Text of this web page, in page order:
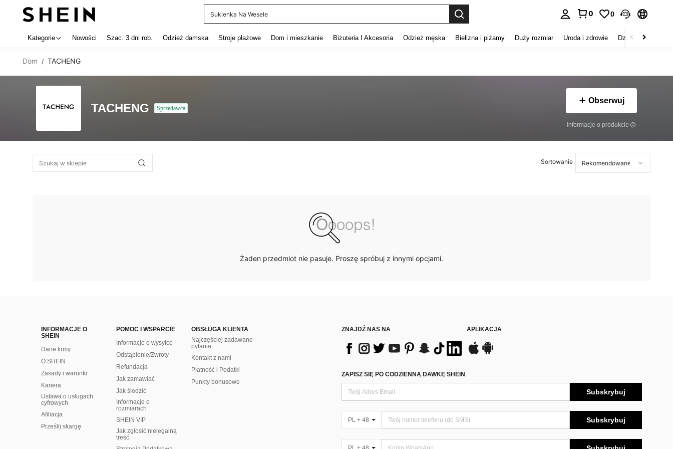
Sukienka Na Wesele
0 0
Kategorie Nowości Szac. 3 dni rob. Odzież damska Stroje plażowe Dom i mieszkanie Biżuteria I Akcesoria Odzież męska Bielizna i piżamy Duży rozmiar Uroda i zdrowie Dzieci
Dom / TACHENG
TACHENG Sprzedawca
Obserwuj
Informacje o produkcie
Sortowanie
Żaden przedmiot nie pasuje. Proszę spróbuj z innymi opcjami.
INFORMACJE O
SHEIN
Dane firmy
O SHEIN
Zasady i warunki
Kariera
Ustawa o usługach
cyfrowych
Afiliacja
Prześlij skargę
POMOC I WSPARCIE
Informacje o wysyłce
Odstąpienie/Zwroty
Refundacja
Jak zamawiać
Jak śledzić
Informacje o
rozmiarach
SHEIN VIP
Jak zgłosić nielegalną
treść
OBSŁUGA KLIENTA
Najczęściej zadawane
pytania
Kontakt z nami
Płatność i Podatki
Punkty bonusowe
ZNAJDŹ NAS NA APLIKACJA
ZAPISZ SIĘ PO CODZIENNĄ DAWKĘ SHEIN
Subskrybuj
PL + 48 Subskrybuj